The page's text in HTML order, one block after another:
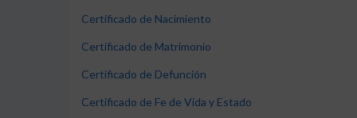
Certificado de Nacimiento
Certificado de Matrimonio
Certificado de Defunción
Certificado de Fe de Vida y Estado